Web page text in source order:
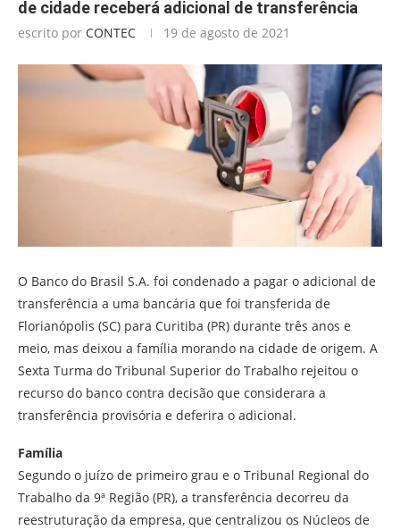
de cidade receberá adicional de transferência
escrito por CONTEC 19 de agosto de 2021
O Banco do Brasil S.A. foi condenado a pagar o adicional de
transferência a uma bancária que foi transferida de
Florianópolis (SC) para Curitiba (PR) durante três anos e
meio, mas deixou a família morando na cidade de origem. A
Sexta Turma do Tribunal Superior do Trabalho rejeitou o
recurso do banco contra decisão que considerara a
transferência provisória e deferira o adicional.
Família
Segundo o juízo de primeiro grau e o Tribunal Regional do
Trabalho da 9ª Região (PR), a transferência decorreu da
reestruturação da empresa, que centralizou os Núcleos de